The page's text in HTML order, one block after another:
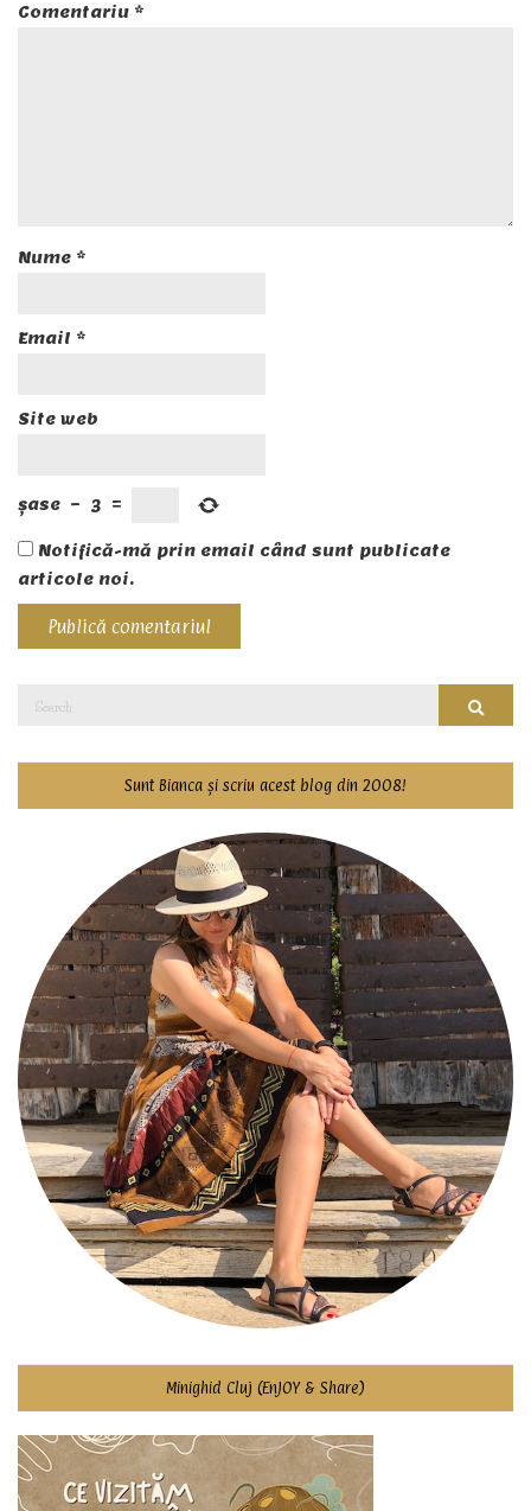
Comentariu *
Nume *
Email *
Site web
șase − 3 =
Notifică-mă prin email când sunt publicate
articole noi.
Sunt Bianca și scriu acest blog din 2008!
Minighid Cluj (EnJOY & Share)